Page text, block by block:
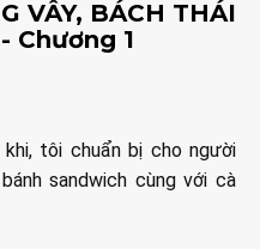
VÂY, BÁCH THÁI
Chương 1
tôi chuẩn bị cho người
sandwich cùng với cà